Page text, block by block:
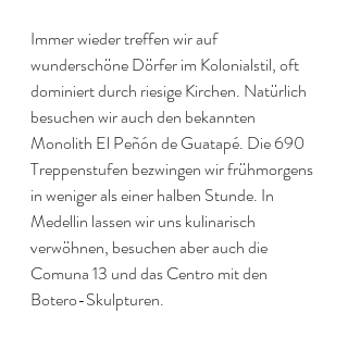
Immer wieder treffen wir auf
wunderschöne Dörfer im Kolonialstil, oft
dominiert durch riesige Kirchen. Natürlich
besuchen wir auch den bekannten
Monolith El Peñón de Guatapé. Die 690
Treppenstufen bezwingen wir frühmorgens
in weniger als einer halben Stunde. In
Medellin lassen wir uns kulinarisch
verwöhnen, besuchen aber auch die
Comuna 13 und das Centro mit den
Botero-Skulpturen.